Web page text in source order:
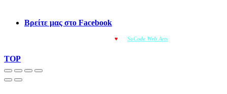
Βρείτε μας στο Facebook
♥ SoCode Web Arts
TOP